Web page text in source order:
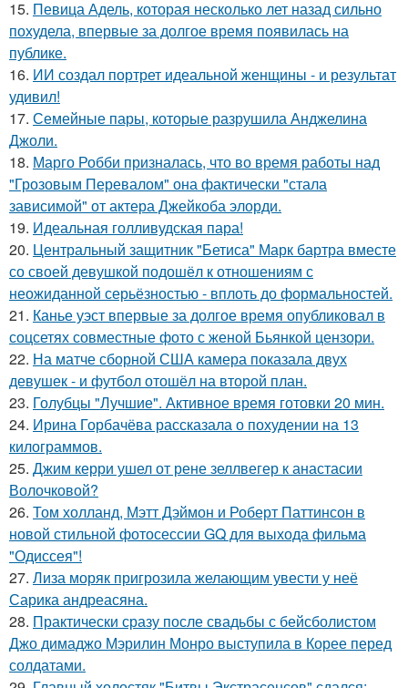
15. Певица Адель, которая несколько лет назад сильно
похудела, впервые за долгое время появилась на
публике.
16. ИИ создал портрет идеальной женщины - и результат
удивил!
17. Семейные пары, которые разрушила Анджелина
Джоли.
18. Марго Робби призналась, что во время работы над
"Грозовым Перевалом" она фактически "стала
зависимой" от актера Джейкоба элорди.
19. Идеальная голливудская пара!
20. Центральный защитник "Бетиса" Марк бартра вместе
со своей девушкой подошёл к отношениям с
неожиданной серьёзностью - вплоть до формальностей.
21. Канье уэст впервые за долгое время опубликовал в
соцсетях совместные фото с женой Бьянкой цензори.
22. На матче сборной США камера показала двух
девушек - и футбол отошёл на второй план.
23. Голубцы "Лучшие". Активное время готовки 20 мин.
24. Ирина Горбачёва рассказала о похудении на 13
килограммов.
25. Джим керри ушел от рене зеллвегер к анастасии
Волочковой?
26. Том холланд, Мэтт Дэймон и Роберт Паттинсон в
новой стильной фотосессии GQ для выхода фильма
"Одиссея"!
27. Лиза моряк пригрозила желающим увести у неё
Сарика андреасяна.
28. Практически сразу после свадьбы с бейсболистом
Джо димаджо Мэрилин Монро выступила в Корее перед
солдатами.